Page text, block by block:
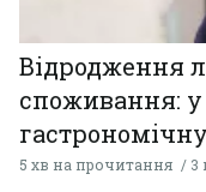
Відродження
споживання:
5 хв на прочитання 3